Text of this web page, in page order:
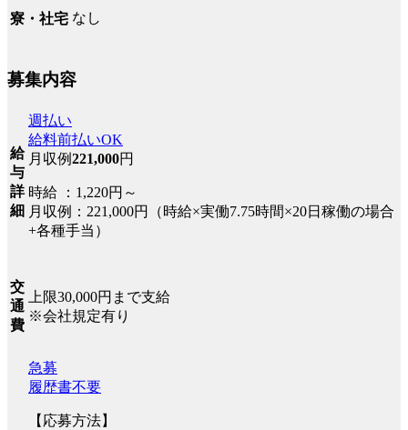
寮・社宅 なし
募集内容
給
与
詳
細
週払い
給料前払いOK
月収例221,000円
時給 ：1,220円～
月収例：221,000円（時給×実働7.75時間×20日稼働の場合
+各種手当）
交
通
費
上限30,000円まで支給
※会社規定有り
急募
履歴書不要
【応募方法】